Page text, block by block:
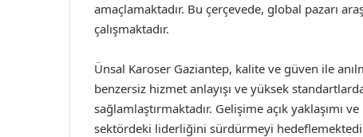
amaçlamaktadır. Bu çerçevede, global pazarı
çalışmaktadır.
Ünsal Karoser Gaziantep, kalite ve güven ile
benzersiz hizmet anlayışı ve yüksek
sağlamlaştırmaktadır. Gelişime açık yaklaşımı
sektördeki liderliğini sürdürmeyi